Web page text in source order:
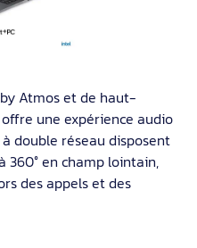
Atmos et de haut-
une expérience audio
double réseau disposent
360° en champ lointain,
des appels et des